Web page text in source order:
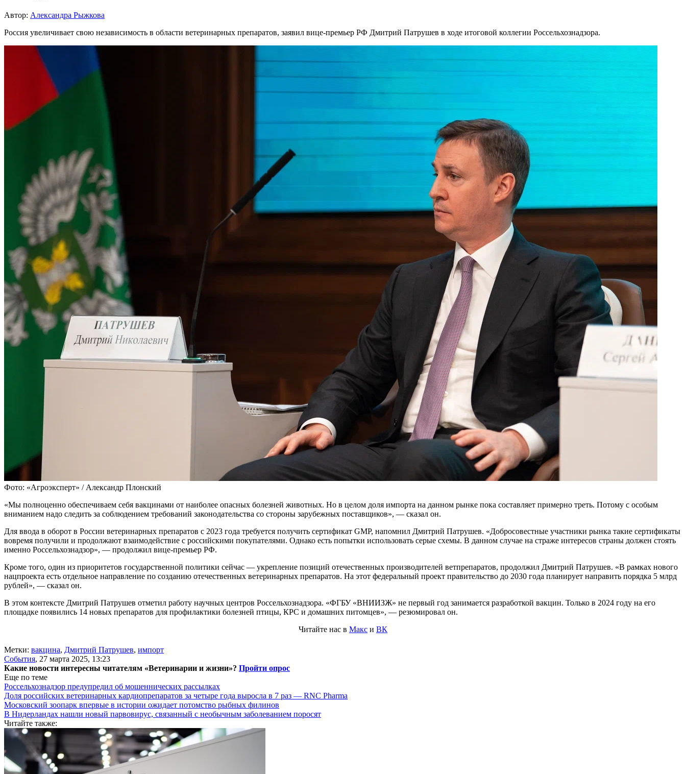
Автор: Александра Рыжкова
Россия увеличивает свою независимость в области ветеринарных препаратов, заявил вице-премьер РФ Дмитрий Патрушев в ходе итоговой коллегии Россельхознадзора.
Фото: «Агроэксперт» / Александр Плонский
«Мы полноценно обеспечиваем себя вакцинами от наиболее опасных болезней животных. Но в целом доля импорта на данном рынке пока составляет примерно треть. Потому с особым
вниманием надо следить за соблюдением требований законодательства со стороны зарубежных поставщиков», — сказал он.
Для ввода в оборот в России ветеринарных препаратов с 2023 года требуется получить сертификат GMP, напомнил Дмитрий Патрушев. «Добросовестные участники рынка такие сертификаты
вовремя получили и продолжают взаимодействие с российскими покупателями. Однако есть попытки использовать серые схемы. В данном случае на страже интересов страны должен стоять
именно Россельхознадзор», — продолжил вице-премьер РФ.
Кроме того, один из приоритетов государственной политики сейчас — укрепление позиций отечественных производителей ветпрепаратов, продолжил Дмитрий Патрушев. «В рамках нового
нацпроекта есть отдельное направление по созданию отечественных ветеринарных препаратов. На этот федеральный проект правительство до 2030 года планирует направить порядка 5 млрд
рублей», — сказал он.
В этом контексте Дмитрий Патрушев отметил работу научных центров Россельхознадзора. «ФГБУ «ВНИИЗЖ» не первый год занимается разработкой вакцин. Только в 2024 году на его
площадке появились 14 новых препаратов для профилактики болезней птицы, КРС и домашних питомцев», — резюмировал он.
Читайте нас в Макс и ВК
Метки: вакцина, Дмитрий Патрушев, импорт
События, 27 марта 2025, 13:23
Какие новости интересны читателям «Ветеринарии и жизни»? Пройти опрос
Еще по теме
Россельхознадзор предупредил об мошеннических рассылках
Доля российских ветеринарных кардиопрепаратов за четыре года выросла в 7 раз — RNC Pharma
Московский зоопарк впервые в истории ожидает потомство рыбных филинов
В Нидерландах нашли новый парвовирус, связанный с необычным заболеванием поросят
Читайте также: